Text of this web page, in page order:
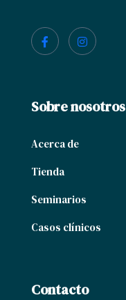
Sobre nosotros
Acerca de
Tienda
Seminarios
Casos clínicos
Contacto